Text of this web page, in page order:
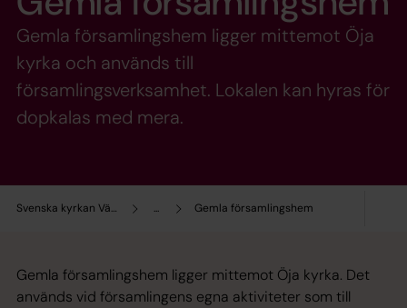
Svenska kyrkan Växjö ... Gemla församlingshem
Gemla församlingshem ligger mittemot Öja
kyrka och används till
församlingsverksamhet. Lokalen kan hyras för
dopkalas med mera.
Gemla församlingshem ligger mittemot Öja kyrka. Det
används vid församlingens egna aktiviteter som till